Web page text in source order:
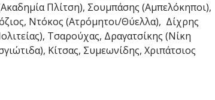
Πλίτση), Σουμπάσης (Αμπελόκηποι),
Ντόκος (Ατρόμητοι/Θύελλα), Δίχρης
Τσαρούχας, Δραγατσίκης (Νίκη
Κίτσας, Συμεωνίδης, Χριπάτσιος